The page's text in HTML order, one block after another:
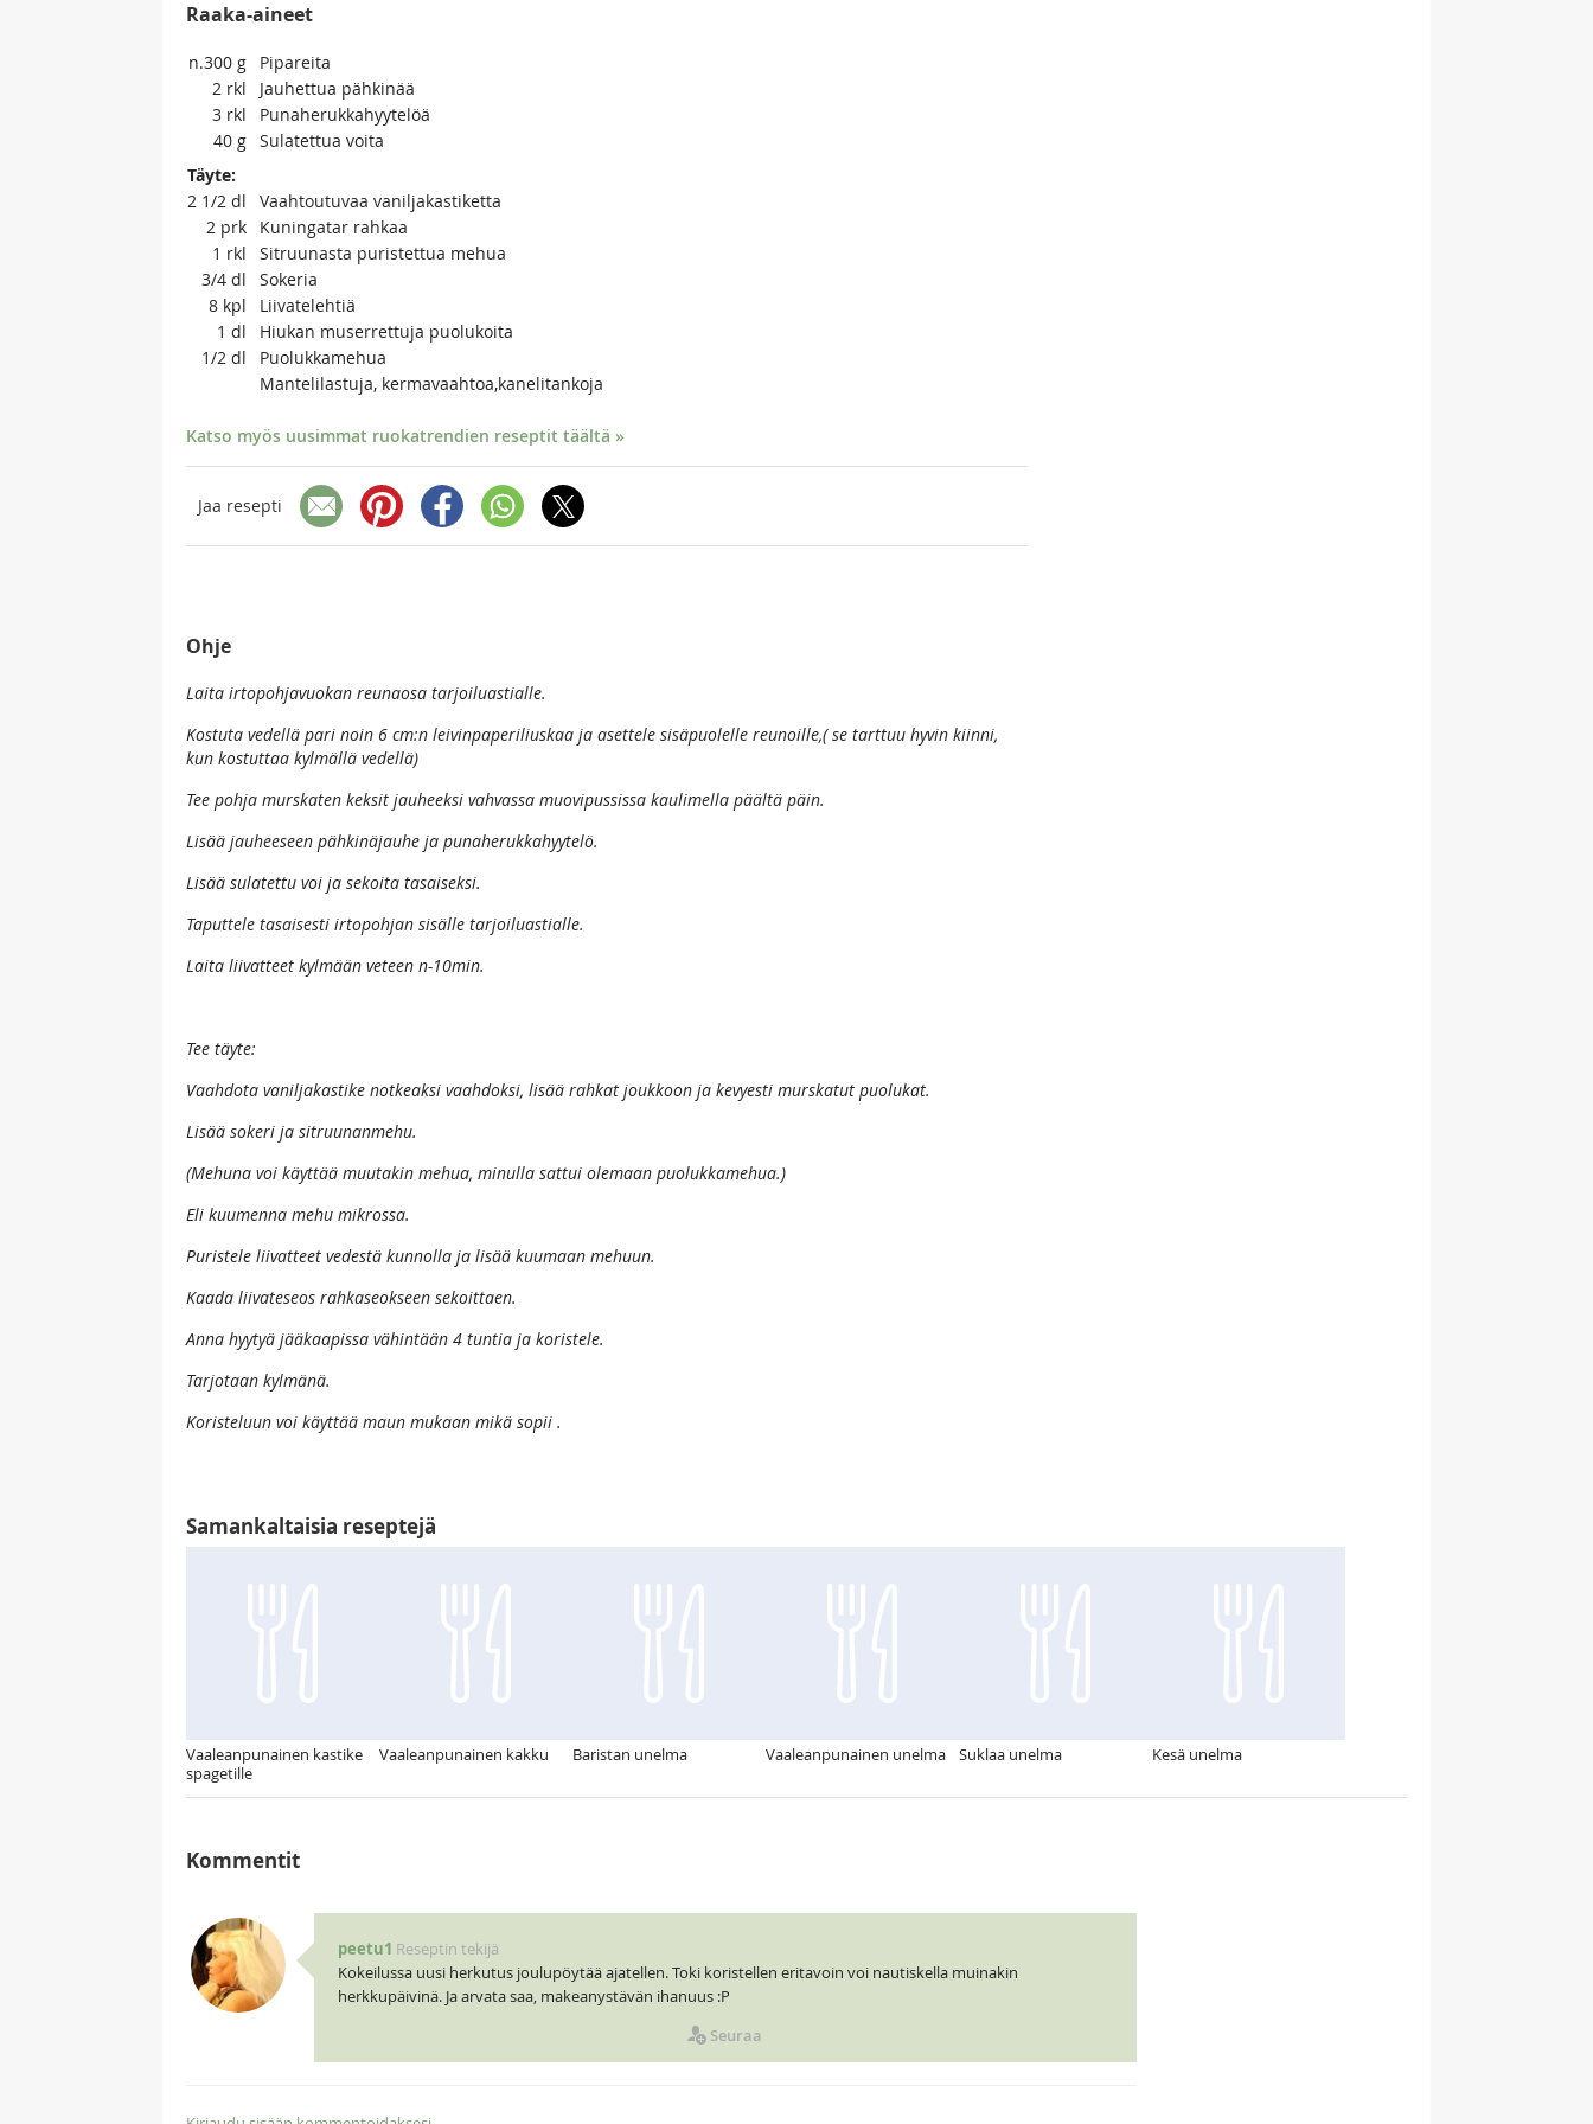
Raaka-aineet
n.300 g
Pipareita
2 rkl
Jauhettua pähkinää
3 rkl
Punaherukkahyytelöä
40 g Sulatettua voita
Täyte:
2 1/2 dl
Vaahtoutuvaa vaniljakastiketta
2 prk
Kuningatar rahkaa
1 rkl
Sitruunasta puristettua mehua
3/4 dl
Sokeria
8 kpl
Liivatelehtiä
1 dl
Hiukan muserrettuja puolukoita
1/2 dl
Puolukkamehua
Mantelilastuja, kermavaahtoa,kanelitankoja
Katso myös uusimmat ruokatrendien reseptit täältä »
Jaa resepti
Ohje
Laita irtopohjavuokan reunaosa tarjoiluastialle.
Kostuta vedellä pari noin 6 cm:n leivinpaperiliuskaa ja asettele sisäpuolelle reunoille,( se tarttuu hyvin kiinni,
kun kostuttaa kylmällä vedellä)
Tee pohja murskaten keksit jauheeksi vahvassa muovipussissa kaulimella päältä päin.
Lisää jauheeseen pähkinäjauhe ja punaherukkahyytelö.
Lisää sulatettu voi ja sekoita tasaiseksi.
Taputtele tasaisesti irtopohjan sisälle tarjoiluastialle.
Laita liivatteet kylmään veteen n-10min.
Tee täyte:
Vaahdota vaniljakastike notkeaksi vaahdoksi, lisää rahkat joukkoon ja kevyesti murskatut puolukat.
Lisää sokeri ja sitruunanmehu.
(Mehuna voi käyttää muutakin mehua, minulla sattui olemaan puolukkamehua.)
Eli kuumenna mehu mikrossa.
Puristele liivatteet vedestä kunnolla ja lisää kuumaan mehuun.
Kaada liivateseos rahkaseokseen sekoittaen.
Anna hyytyä jääkaapissa vähintään 4 tuntia ja koristele.
Tarjotaan kylmänä.
Koristeluun voi käyttää maun mukaan mikä sopii .
Samankaltaisia reseptejä
Vaaleanpunainen kastike
spagetille
Vaaleanpunainen kakku Baristan unelma Vaaleanpunainen unelma Suklaa unelma Kesä unelma
Kommentit
peetu1 Reseptin tekijä
Kokeilussa uusi herkutus joulupöytää ajatellen. Toki koristellen eritavoin voi nautiskella muinakin
herkkupäivinä. Ja arvata saa, makeanystävän ihanuus :P
Seuraa